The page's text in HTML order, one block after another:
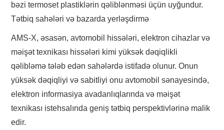
bəzi termoset plastiklərin qəliblənməsi üçün uyğundur.
Tətbiq sahələri və bazarda yerləşdirmə
AMS-X, əsasən, avtomobil hissələri, elektron cihazlar və
məişət texnikası hissələri kimi yüksək dəqiqlikli
qəlibləmə tələb edən sahələrdə istifadə olunur. Onun
yüksək dəqiqliyi və sabitliyi onu avtomobil sənayesində,
elektron informasiya avadanlıqlarında və məişət
texnikası istehsalında geniş tətbiq perspektivlərinə malik
edir.